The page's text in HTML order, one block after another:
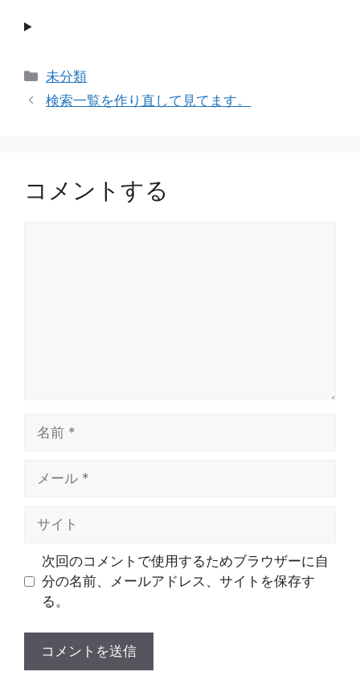
カ
テ
未分類
検索一覧を作り直して見てます。
コメントする
次回のコメントで使用するためブラウザーに自
分の名前、メールアドレス、サイトを保存す
る。